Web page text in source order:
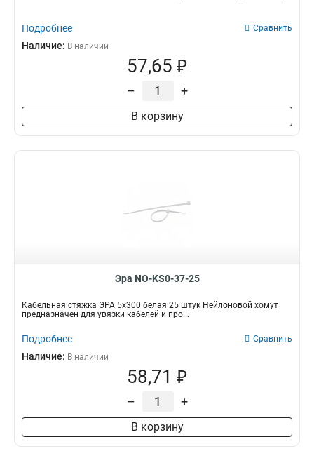
Подробнее Сравнить
Наличие: В наличии
57,65 ₽
– +
В корзину
Эра NO-KS0-37-25
Кабельная стяжка ЭРА 5x300 белая 25 штук Нейлоновой хомут
предназначен для увязки кабелей и про...
Подробнее Сравнить
Наличие: В наличии
58,71 ₽
– +
В корзину